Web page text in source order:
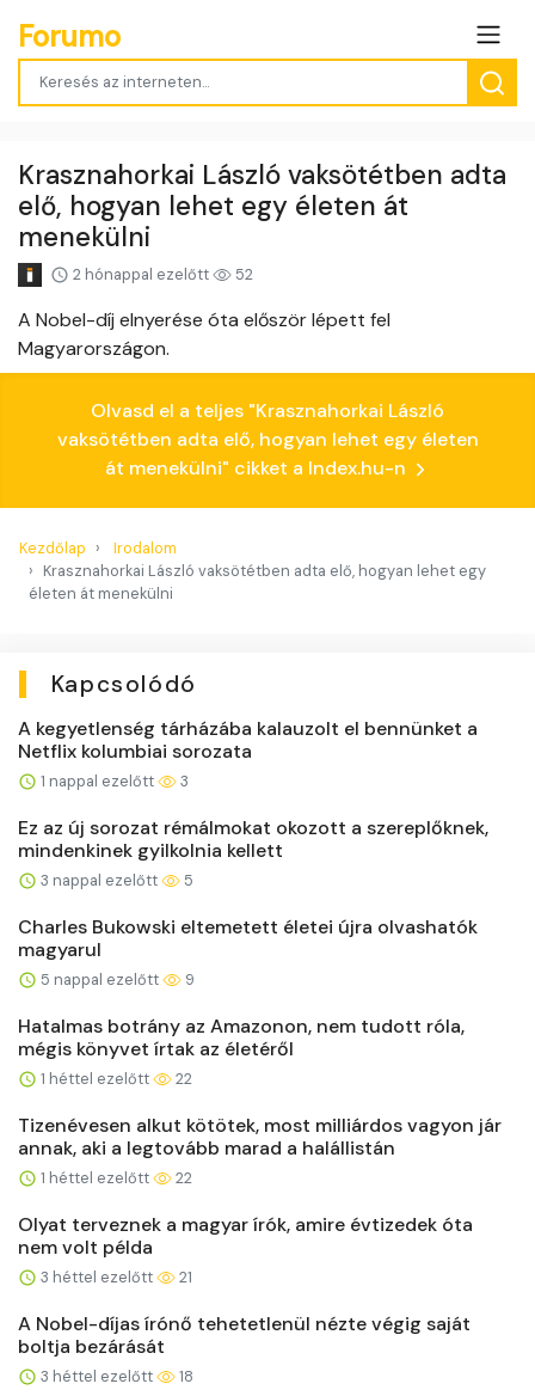
Forumo
Krasznahorkai László vaksötétben adta
elő, hogyan lehet egy életen át
menekülni
2 hónappal ezelőtt 52
A Nobel-díj elnyerése óta először lépett fel
Magyarországon.
Olvasd el a teljes "Krasznahorkai László
vaksötétben adta elő, hogyan lehet egy életen
át menekülni" cikket a Index.hu-n
Kezdőlap
Irodalom
Krasznahorkai László vaksötétben adta elő, hogyan lehet egy
életen át menekülni
Kapcsolódó
A kegyetlenség tárházába kalauzolt el bennünket a
Netflix kolumbiai sorozata
1 nappal ezelőtt 3
Ez az új sorozat rémálmokat okozott a szereplőknek,
mindenkinek gyilkolnia kellett
3 nappal ezelőtt 5
Charles Bukowski eltemetett életei újra olvashatók
magyarul
5 nappal ezelőtt 9
Hatalmas botrány az Amazonon, nem tudott róla,
mégis könyvet írtak az életéről
1 héttel ezelőtt 22
Tizenévesen alkut kötötek, most milliárdos vagyon jár
annak, aki a legtovább marad a halállistán
1 héttel ezelőtt 22
Olyat terveznek a magyar írók, amire évtizedek óta
nem volt példa
3 héttel ezelőtt 21
A Nobel-díjas írónő tehetetlenül nézte végig saját
boltja bezárását
3 héttel ezelőtt 18